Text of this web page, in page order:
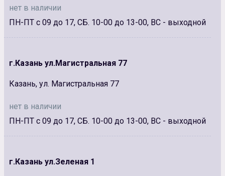
нет в наличии
ПН-ПТ с 09 до 17, СБ. 10-00 до 13-00, ВС - выходной
г.Казань ул.Магистральная 77
Казань, ул. Магистральная 77
нет в наличии
ПН-ПТ с 09 до 17, СБ. 10-00 до 13-00, ВС - выходной
г.Казань ул.Зеленая 1